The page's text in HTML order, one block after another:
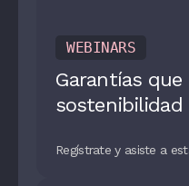
WEBINARS
Garantías
Regístrate y asiste a